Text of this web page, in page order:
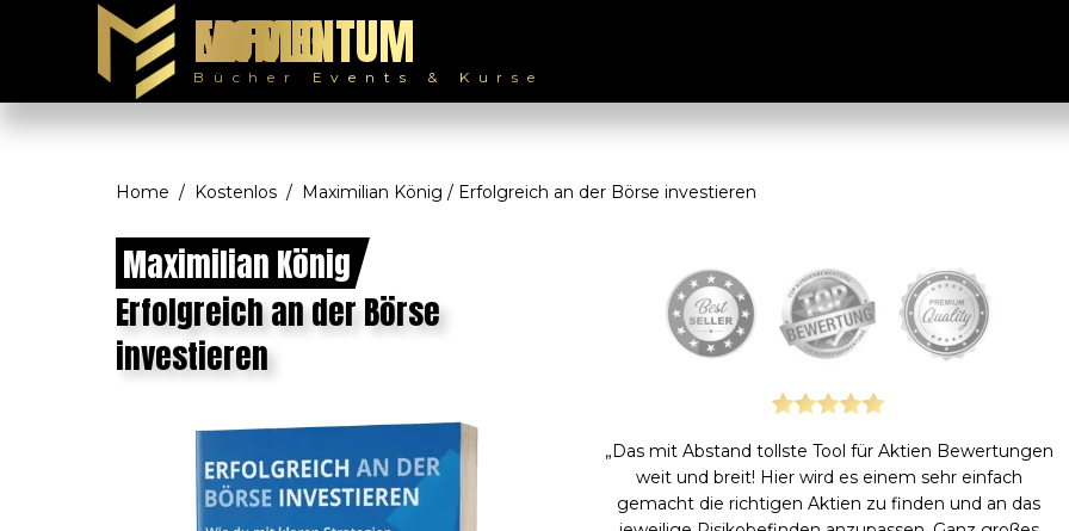
MOMENTUM ERFOLG
Bücher Events & Kurse
Home Kostenlos Maximilian König / Erfolgreich an der Börse investieren
Maximilian König
Erfolgreich an der Börse
investieren
„Das mit Abstand tollste Tool für Aktien Bewertungen
weit und breit! Hier wird es einem sehr einfach
gemacht die richtigen Aktien zu finden und an das